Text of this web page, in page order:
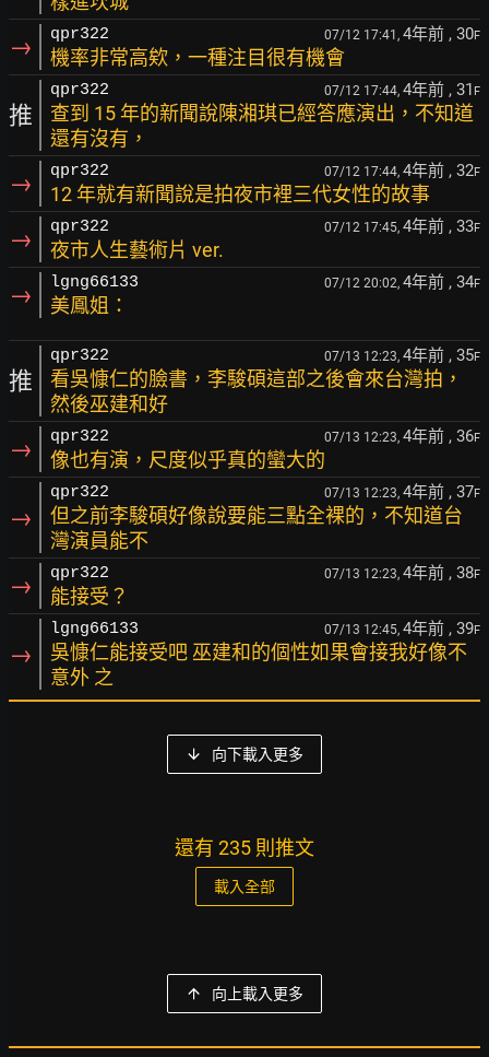
→ qpr322 07/12 17:41, 4年前 , 30F
機率非常高欸，一種注目很有機會
推
qpr322 07/12 17:44, 4年前 , 31 F
查到 15 年的新聞說陳湘琪已經答應演出，不知道
還有沒有，
→ qpr322 07/12 17:44, 4年前 , 32F
12 年就有新聞說是拍夜市裡三代女性的故事
→ qpr322 07/12 17:45, 4年前 , 33F
夜市人生藝術片 ver.
→ lgng66133 07/12 20:02, 4年前 , 34F
美鳳姐：
推
qpr322 07/13 12:23, 4年前 , 35F
看吳慷仁的臉書，李駿碩這部之後會來台灣拍，
然後巫建和好
→ qpr322 07/13 12:23, 4年前 , 36F
像也有演，尺度似乎真的蠻大的
→
qpr322 07/13 12:23, 4年前 , 37F
但之前李駿碩好像說要能三點全裸的，不知道台
灣演員能不
→ qpr322 07/13 12:23, 4年前 , 38F
能接受？
→
lgng66133 07/13 12:45, 4年前 , 39F
吳慷仁能接受吧 巫建和的個性如果會接我好像不
意外 之
向下載入更多
還有 235 則推文
載入全部
向上載入更多